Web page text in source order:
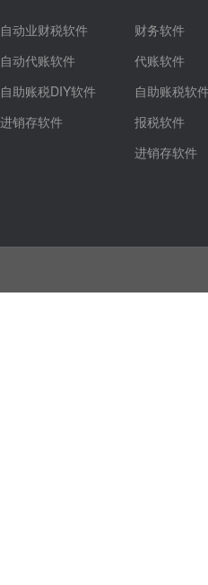
自动业财税软件
自动代账软件
自助账税DIY软件
进销存软件
财务软件
代账软件
自助账税软
报税软件
进销存软件